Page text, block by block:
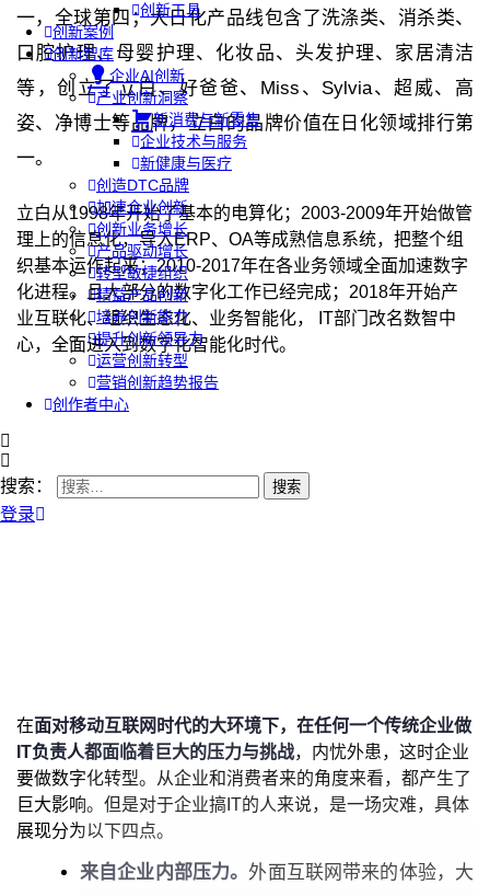
创新工具
创新案例
创新智库
企业AI创新
产业创新洞察
新消费与新零售
企业技术与服务
新健康与医疗
创造DTC品牌
加速企业创新
创新业务增长
产品驱动增长
转型敏捷组织
精益产品创新
培养创新能力
提升创新领导力
运营创新转型
营销创新趋势报告
创作者中心
搜索：
登录
一，全球第四；大日化产品线包含了洗涤类、消杀类、
口腔护理、母婴护理、化妆品、头发护理、家居清洁
等，创立了立白、好爸爸、Miss、Sylvia、超威、高
姿、净博士等品牌，立白的品牌价值在日化领域排行第
一。
立白从1998年开始了基本的电算化；2003-2009年开始做管
理上的信息化，导入ERP、OA等成熟信息系统，把整个组
织基本运作起来；2010-2017年在各业务领域全面加速数字
化进程，且大部分的数字化工作已经完成；2018年开始产
业互联化、组织生态化、业务智能化， IT部门改名数智中
心，全面进入到数字化智能化时代。
在面对移动互联网时代的大环境下，在任何一个传统企业做
IT负责人都面临着巨大的压力与挑战，内忧外患，这时企业
要做数字化转型。从企业和消费者来的角度来看，都产生了
巨大影响。但是对于企业搞IT的人来说，是一场灾难，具体
展现分为以下四点。
来自企业内部压力。 外面互联网带来的体验，大